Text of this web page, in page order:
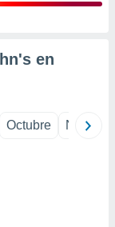
en
Octubre